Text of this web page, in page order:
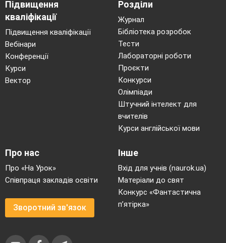
Підвищення
кваліфікації
Підвищення кваліфікації
Вебінари
Конференції
Курси
Вектор
Розділи
Журнал
Бібліотека розробок
Тести
Лабораторні роботи
Проєкти
Конкурси
Олімпіади
Штучний інтелект для
вчителів
Курси англійської мови
Про нас
Про «На Урок»
Співпраця закладів освіти
Зворотний зв'язок
Інше
Вхід для учнів (naurok.ua)
Матеріали до свят
Конкурс «Фантастична
п’ятірка»